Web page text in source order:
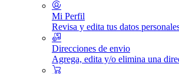
Mi Perfil
Revisa y edita tus datos
Direcciones de envio
Agrega, edita y/o elimina una